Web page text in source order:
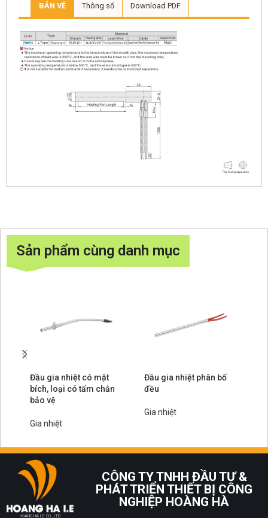
BẢN VẼ Thông số Download PDF
Sản phẩm cùng danh mục
Đầu gia nhiệt có mặt
bích, loại có tấm chắn
bảo vệ
Gia nhiệt
Đầu gia nhiệt phân bố
đều
Gia nhiệt
HOANG HA I.E CO., LTD
CÔNG TY TNHH ĐẦU TƯ &
PHÁT TRIỂN THIẾT BỊ CÔNG
NGHIỆP HOÀNG HÀ